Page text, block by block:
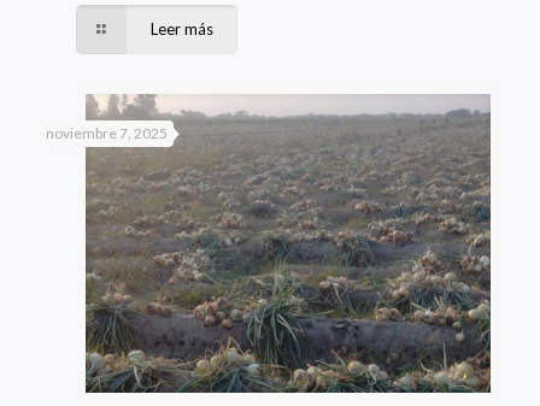
Leer más
noviembre 7, 2025